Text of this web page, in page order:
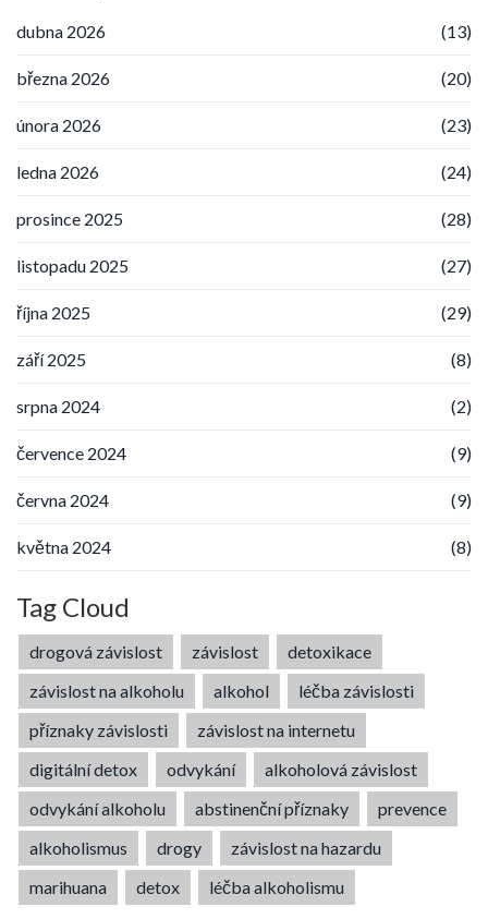
dubna 2026 (13)
března 2026 (20)
února 2026 (23)
ledna 2026 (24)
prosince 2025 (28)
listopadu 2025 (27)
října 2025 (29)
září 2025 (8)
srpna 2024 (2)
července 2024 (9)
června 2024 (9)
května 2024 (8)
Tag Cloud
drogová závislost závislost
detoxikace
závislost na alkoholu
alkohol
léčba závislosti
příznaky závislosti
závislost na internetu
digitální detox
odvykání
alkoholová závislost
odvykání alkoholu
abstinenční příznaky
prevence
alkoholismus
drogy
závislost na hazardu
marihuana
detox léčba alkoholismu